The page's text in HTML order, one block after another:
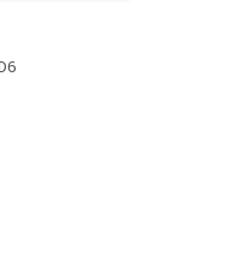
BILDUNGSPRODUKTEN IN SACHSEN,